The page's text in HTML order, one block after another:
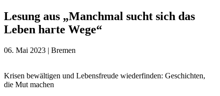
Lesung aus „Manchmal sucht sich das
Leben harte Wege“
06. Mai 2023 | Bremen
Krisen bewältigen und Lebensfreude wiederfinden: Geschichten,
die Mut machen